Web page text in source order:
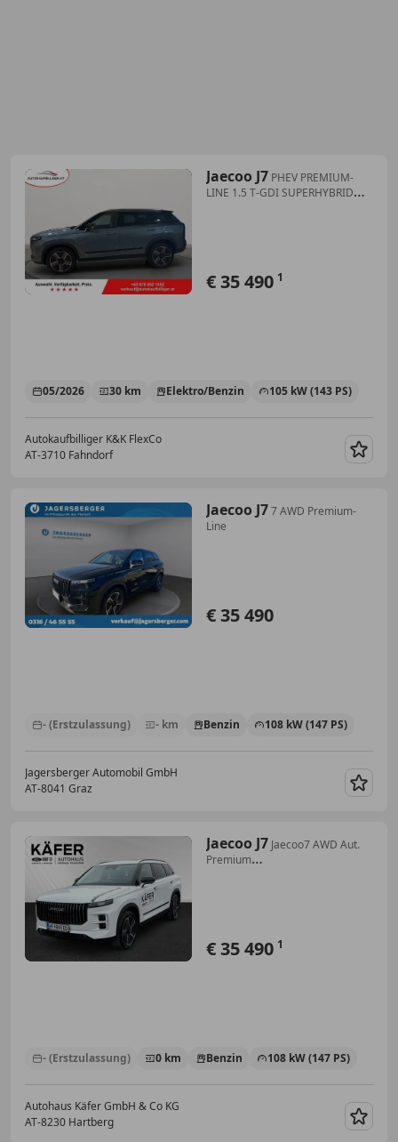
Jaecoo J7 PHEV PREMIUM-
LINE 1.5 T-GDI SUPERHYBRID
€ 35 490 1
05/2026 30 km Elektro/Benzin 105 kW (143 PS)
Autokaufbilliger K&K FlexCo
AT-3710 Fahndorf
Jaecoo J77 AWD Premium-
Line
€ 35 490
- (Erstzulassung) - km Benzin 108 kW (147 PS)
Jagersberger Automobil GmbH
AT-8041 Graz
Jaecoo J7 Jaecoo7 AWD Aut.
Premium
€ 35 490 1
- (Erstzulassung) 0 km Benzin 108 kW (147 PS)
Autohaus Käfer GmbH & Co KG
AT-8230 Hartberg